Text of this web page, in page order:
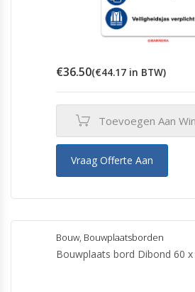
€36.50(€44.17 in BTW)
Toevoegen Aan
Vraag Offerte Aan
Bouw, Bouwplaatsborden
Bouwplaats bord Dibond 60 x